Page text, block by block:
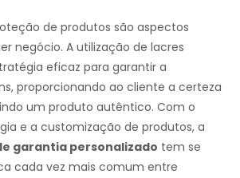
de produtos são aspectos
negócio. A utilização de lacres
eficaz para garantir a
proporcionando ao cliente a certeza
um produto autêntico. Com o
e a customização de produtos, a
garantia personalizado tem se
cada vez mais comum entre